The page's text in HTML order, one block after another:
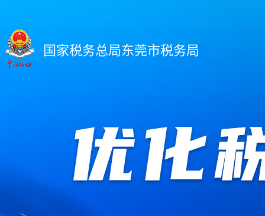
国家税务总局东莞市税务局